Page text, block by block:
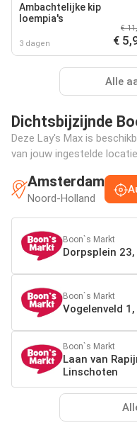
Ambachtelijke kip
loempia's
3 dagen
€
€
Alle
Dichtsbijzijnde
Deze Lay's Max is
van jouw ingestelde
Amsterdam
Noord-Holland
Boon`s Markt
Dorpsplein
Boon`s Markt
Vogelenveld
Boon`s Markt
Laan van
Linschoten